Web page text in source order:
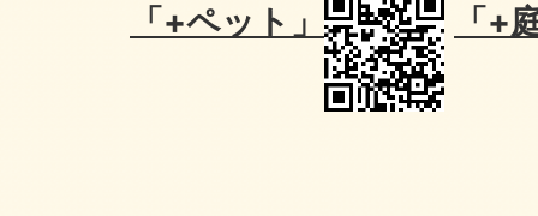
「+ペット」
「+